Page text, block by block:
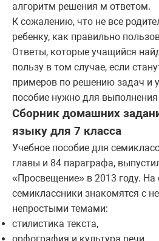
алгоритм решения м ответом.
К сожалению, что не все
ребенку, как правильно
Ответы, которые учащийся
пользу в том случае, если
примеров по решению задач и
пособие нужно для
Сборник домашних
языку для 7 класса
Учебное пособие для
главы и 84 параграфа,
«Просвещение» в 2013 году. На
семиклассники знакомятся с
непростыми темами:
стилистика текста,